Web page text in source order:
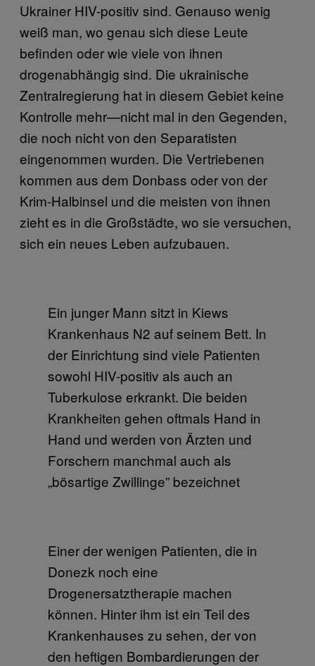
Ukrainer HIV-positiv sind. Genauso wenig
weiß man, wo genau sich diese Leute
befinden oder wie viele von ihnen
drogenabhängig sind. Die ukrainische
Zentralregierung hat in diesem Gebiet keine
Kontrolle mehr—nicht mal in den Gegenden,
die noch nicht von den Separatisten
eingenommen wurden. Die Vertriebenen
kommen aus dem Donbass oder von der
Krim-Halbinsel und die meisten von ihnen
zieht es in die Großstädte, wo sie versuchen,
sich ein neues Leben aufzubauen.
Ein junger Mann sitzt in Kiews
Krankenhaus N2 auf seinem Bett. In
der Einrichtung sind viele Patienten
sowohl HIV-positiv als auch an
Tuberkulose erkrankt. Die beiden
Krankheiten gehen oftmals Hand in
Hand und werden von Ärzten und
Forschern manchmal auch als
„bösartige Zwillinge” bezeichnet
Einer der wenigen Patienten, die in
Donezk noch eine
Drogenersatztherapie machen
können. Hinter ihm ist ein Teil des
Krankenhauses zu sehen, der von
den heftigen Bombardierungen der